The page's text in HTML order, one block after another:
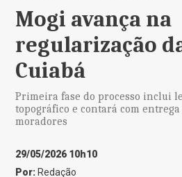
Mogi avança na
regularização
Cuiabá
Primeira fase do processo inclui
topográfico e contará com
moradores
29/05/2026 10h10
Por: Redação